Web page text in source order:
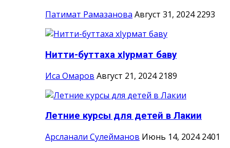
Патимат Рамазанова Август 31, 2024 2293
Нитти-буттаха хIурмат баву
Иса Омаров Август 21, 2024 2189
Летние курсы для детей в Лакии
Арсланали Сулейманов Июнь 14, 2024 2401